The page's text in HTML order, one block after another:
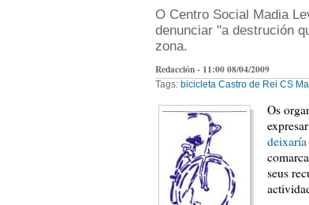
O Centro Social Madia
denunciar "a destrución
zona.
Redacción - 11:00 08/04/2009
Tags: bicicleta Castro de Rei CS
Os
deixaría
seus